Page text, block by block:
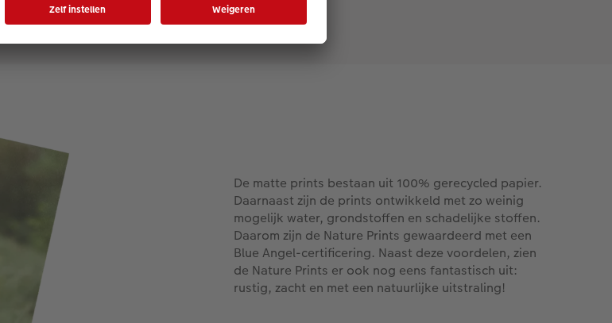
gedrukt op waterbasis
De matte prints bestaan uit 100% gerecycled papier.
Daarnaast zijn de prints ontwikkeld met zo weinig
mogelijk water, grondstoffen en schadelijke stoffen.
Daarom zijn de Nature Prints gewaardeerd met een
Blue Angel-certificering. Naast deze voordelen, zien
de Nature Prints er ook nog eens fantastisch uit:
rustig, zacht en met een natuurlijke uitstraling!